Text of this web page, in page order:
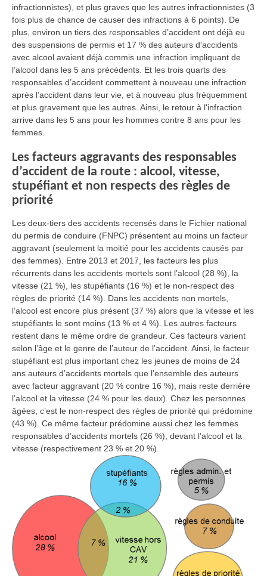
infractionnistes), et plus graves que les autres infractionnistes (3
fois plus de chance de causer des infractions à 6 points). De
plus, environ un tiers des responsables d’accident ont déjà eu
des suspensions de permis et 17 % des auteurs d'accidents
avec alcool avaient déjà commis une infraction impliquant de
l’alcool dans les 5 ans précédents. Et les trois quarts des
responsables d’accident commettent à nouveau une infraction
après l’accident dans leur vie, et à nouveau plus fréquemment
et plus gravement que les autres. Ainsi, le retour à l'infraction
arrive dans les 5 ans pour les hommes contre 8 ans pour les
femmes.
Les facteurs aggravants des responsables
d’accident de la route : alcool, vitesse,
stupéfiant et non respects des règles de
priorité
Les deux-tiers des accidents recensés dans le Fichier national
du permis de conduire (FNPC) présentent au moins un facteur
aggravant (seulement la moitié pour les accidents causés par
des femmes). Entre 2013 et 2017, les facteurs les plus
récurrents dans les accidents mortels sont l’alcool (28 %), la
vitesse (21 %), les stupéfiants (16 %) et le non-respect des
règles de priorité (14 %). Dans les accidents non mortels,
l’alcool est encore plus présent (37 %) alors que la vitesse et les
stupéfiants le sont moins (13 % et 4 %). Les autres facteurs
restent dans le même ordre de grandeur. Ces facteurs varient
selon l’âge et le genre de l’auteur de l’accident. Ainsi, le facteur
stupéfiant est plus important chez les jeunes de moins de 24
ans auteurs d’accidents mortels que l’ensemble des auteurs
avec facteur aggravant (20 % contre 16 %), mais reste derrière
l’alcool et la vitesse (24 % pour les deux). Chez les personnes
âgées, c’est le non-respect des règles de priorité qui prédomine
(43 %). Ce même facteur prédomine aussi chez les femmes
responsables d’accidents mortels (26 %), devant l’alcool et la
vitesse (respectivement 23 % et 20 %).